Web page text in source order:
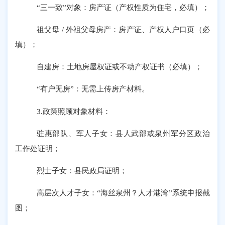
“三一致”对象：房产证（产权性质为住宅，必填）；
祖父母 / 外祖父母房产：房产证、产权人户口页（必
填）；
自建房：土地房屋权证或不动产权证书（必填）；
“有户无房”：无需上传房产材料。
3.政策照顾对象材料：
驻惠部队、军人子女：县人武部或泉州军分区政治
工作处证明；
烈士子女：县民政局证明；
高层次人才子女：“海丝泉州？人才港湾”系统申报截
图；